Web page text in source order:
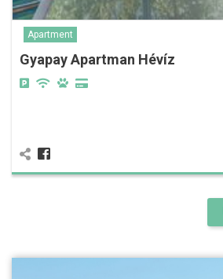
Apartment
Gyapay Apartman Hévíz